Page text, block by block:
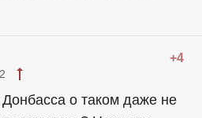
+4
о таком даже не